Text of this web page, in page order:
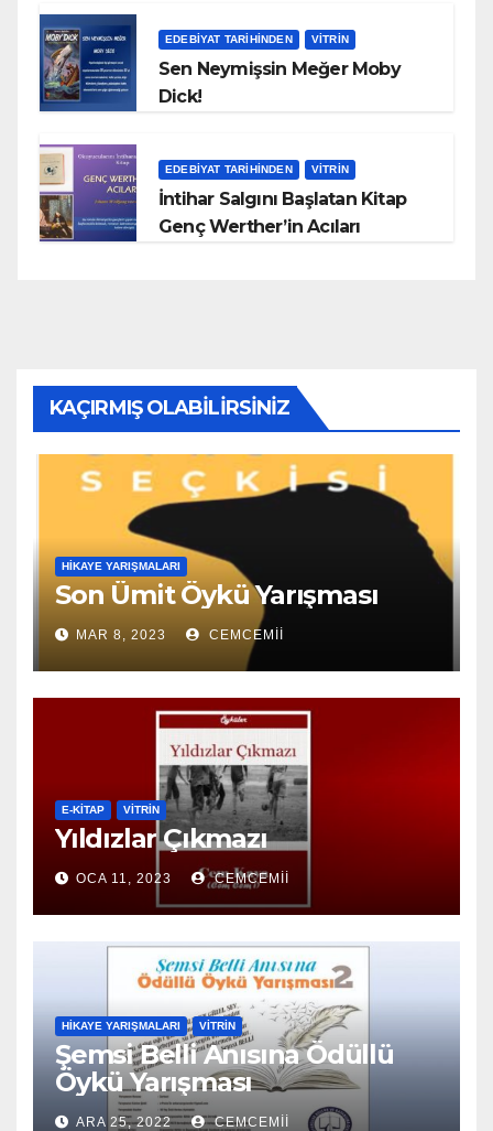
EDEBIYAT TARIHINDEN VITRIN
Sen Neymişsin Meğer Moby
Dick!
EDEBIYAT TARIHINDEN VITRIN
İntihar Salgını Başlatan Kitap
Genç Werther’in Acıları
KAÇIRMIŞ OLABILIRSINIZ
HIKAYE YARIŞMALARI
Son Ümit Öykü Yarışması
MAR 8, 2023 CEMCEMII
E-KİTAP VITRIN
Yıldızlar Çıkmazı
OCA 11, 2023 CEMCEMII
HIKAYE YARIŞMALARI VITRIN
Şemsi Belli Anısına Ödüllü
Öykü Yarışması
ARA 25, 2022 CEMCEMII